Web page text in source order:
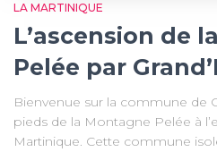
LA MARTINIQUE
L’ascension de
Pelée par
Bienvenue sur la commune de
pieds de la Montagne Pelée à
Martinique. Cette commune